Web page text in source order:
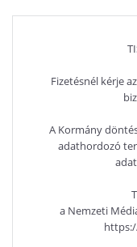
Fizetésnél kérje
A Kormány
adathordozó
a Nemzeti